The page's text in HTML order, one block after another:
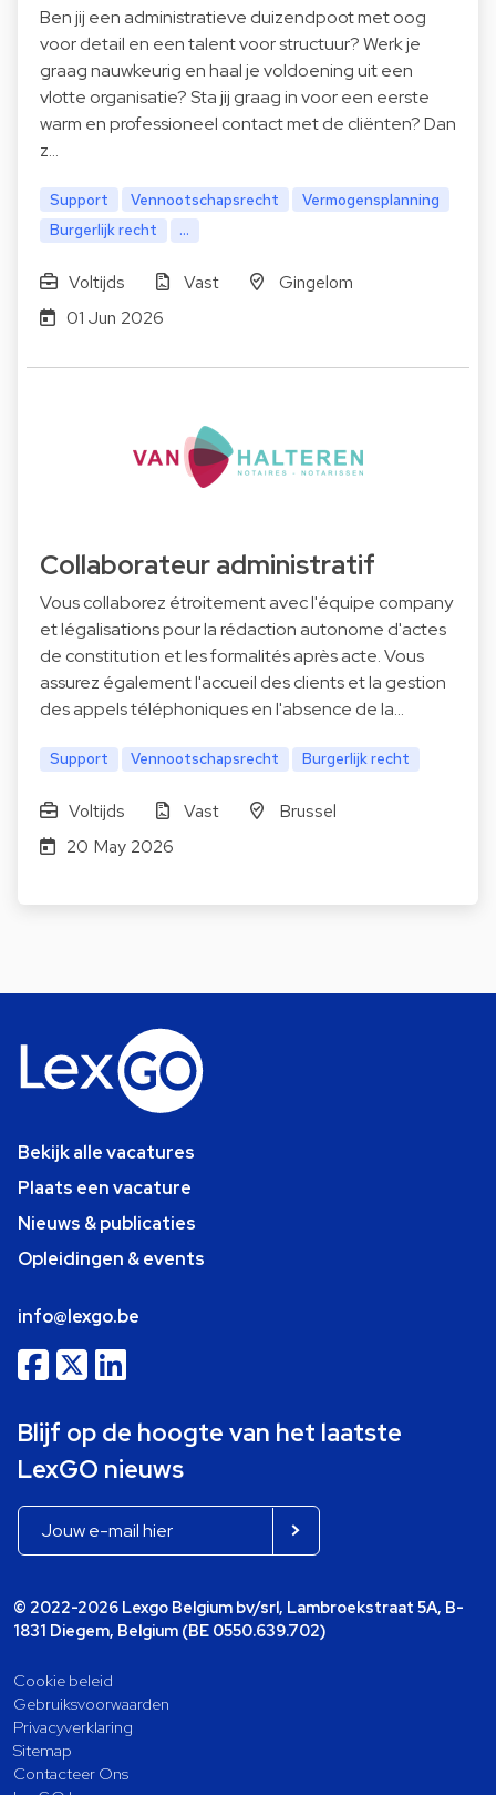
Ben jij een administratieve duizendpoot met oog
voor detail en een talent voor structuur? Werk je
graag nauwkeurig en haal je voldoening uit een
vlotte organisatie? Sta jij graag in voor een eerste
warm en professioneel contact met de cliënten? Dan
z…
Support Vennootschapsrecht
Vermogensplanning
Burgerlijk recht
...
Voltijds Vast
Gingelom
01 Jun 2026
Collaborateur administratif
Vous collaborez étroitement avec l'équipe company
et légalisations pour la rédaction autonome d'actes
de constitution et les formalités après acte. Vous
assurez également l'accueil des clients et la gestion
des appels téléphoniques en l'absence de la…
Support Vennootschapsrecht Burgerlijk recht
Voltijds Vast
Brussel
20 May 2026
Bekijk alle vacatures
Plaats een vacature
Nieuws & publicaties
Opleidingen & events
info@lexgo.be
Blijf op de hoogte van het laatste
LexGO nieuws
© 2022-2026 Lexgo Belgium bv/srl, Lambroekstraat 5A, B-
1831 Diegem, Belgium (BE 0550.639.702)
Cookie beleid
Gebruiksvoorwaarden
Privacyverklaring
Sitemap
Contacteer Ons